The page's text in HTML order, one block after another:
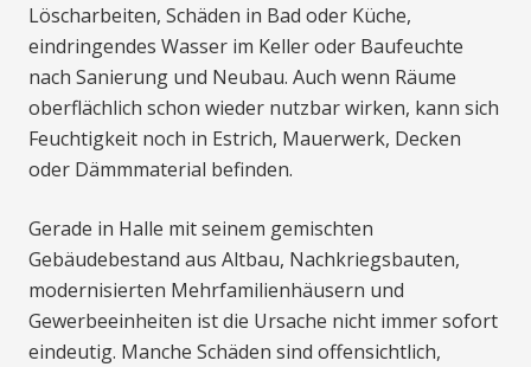
Löscharbeiten, Schäden in Bad oder Küche,
eindringendes Wasser im Keller oder Baufeuchte
nach Sanierung und Neubau. Auch wenn Räume
oberflächlich schon wieder nutzbar wirken, kann sich
Feuchtigkeit noch in Estrich, Mauerwerk, Decken
oder Dämmmaterial befinden.
Gerade in Halle mit seinem gemischten
Gebäudebestand aus Altbau, Nachkriegsbauten,
modernisierten Mehrfamilienhäusern und
Gewerbeeinheiten ist die Ursache nicht immer sofort
eindeutig. Manche Schäden sind offensichtlich,